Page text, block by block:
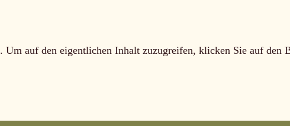
. Um auf den eigentlichen Inhalt zuzugreifen, klicken Sie auf den